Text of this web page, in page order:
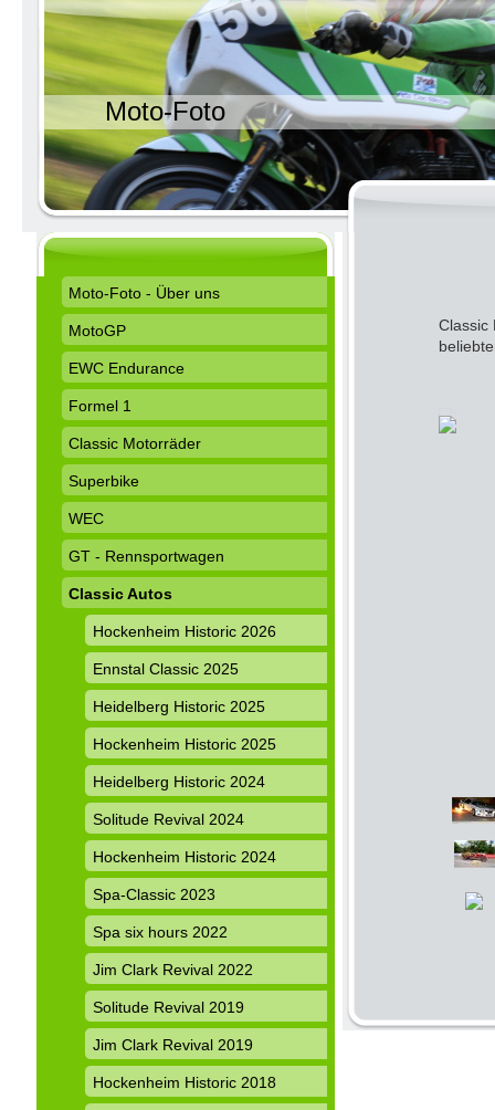
Moto-Foto
Classic
Moto-Foto - Über uns
MotoGP
EWC Endurance
Formel 1
Classic Motorräder
Superbike
WEC
GT - Rennsportwagen
Classic Autos
Hockenheim Historic 2026
Ennstal Classic 2025
Heidelberg Historic 2025
Hockenheim Historic 2025
Heidelberg Historic 2024
Solitude Revival 2024
Hockenheim Historic 2024
Spa-Classic 2023
Spa six hours 2022
Jim Clark Revival 2022
Solitude Revival 2019
Jim Clark Revival 2019
Hockenheim Historic 2018